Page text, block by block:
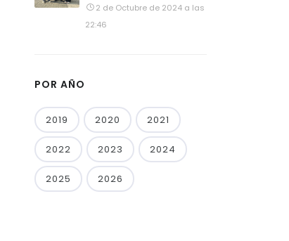
2 de Octubre de 2024 a las
22:46
POR AÑO
2019 2020 2021
2022 2023 2024
2025 2026